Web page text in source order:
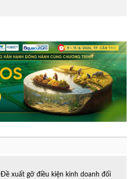
Đề xuất gỡ điều kiện kinh doanh đối